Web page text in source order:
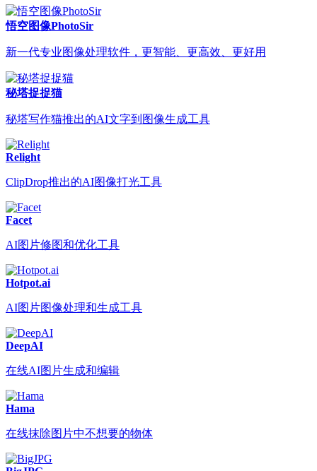
悟空图像PhotoSir
新一代专业图像处理软件，更智能、更高效、更好用
秘塔捉捉猫
秘塔写作猫推出的AI文字到图像生成工具
Relight
ClipDrop推出的AI图像打光工具
Facet
AI图片修图和优化工具
Hotpot.ai
AI图片图像处理和生成工具
DeepAI
在线AI图片生成和编辑
Hama
在线抹除图片中不想要的物体